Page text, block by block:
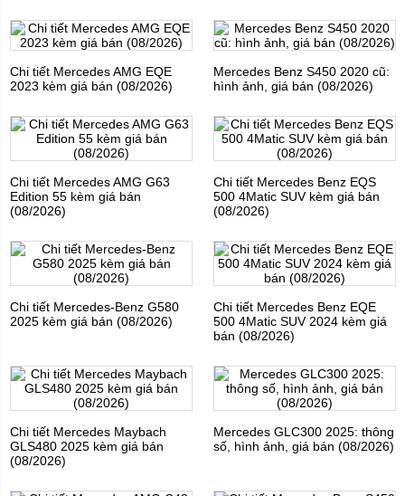
Chi tiết Mercedes AMG EQE
2023 kèm giá bán (08/2026)
Mercedes Benz S450 2020 cũ:
hình ảnh, giá bán (08/2026)
Chi tiết Mercedes AMG G63
Edition 55 kèm giá bán
(08/2026)
Chi tiết Mercedes Benz EQS
500 4Matic SUV kèm giá bán
(08/2026)
Chi tiết Mercedes-Benz G580
2025 kèm giá bán (08/2026)
Chi tiết Mercedes Benz EQE
500 4Matic SUV 2024 kèm giá
bán (08/2026)
Chi tiết Mercedes Maybach
GLS480 2025 kèm giá bán
(08/2026)
Mercedes GLC300 2025: thông
số, hình ảnh, giá bán (08/2026)